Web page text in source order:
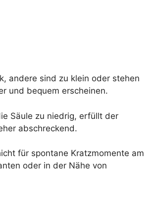
andere sind zu klein oder stehen
und bequem erscheinen.
Säule zu niedrig, erfüllt der
abschreckend.
für spontane Kratzmomente am
oder in der Nähe von